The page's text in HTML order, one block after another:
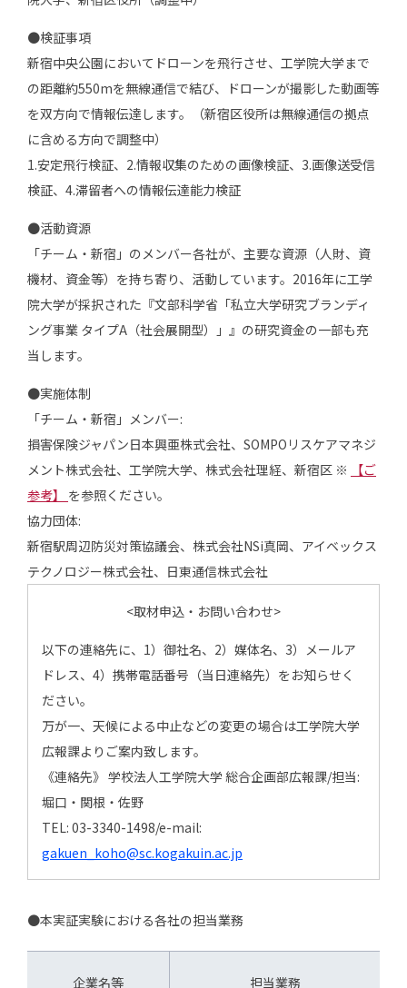
●検証事項
新宿中央公園においてドローンを飛行させ、工学院大学まで
の距離約550mを無線通信で結び、ドローンが撮影した動画等
を双方向で情報伝達します。（新宿区役所は無線通信の拠点
に含める方向で調整中）
1.安定飛行検証、2.情報収集のための画像検証、3.画像送受信
検証、4.滞留者への情報伝達能力検証
●活動資源
「チーム・新宿」のメンバー各社が、主要な資源（人財、資
機材、資金等）を持ち寄り、活動しています。2016年に工学
院大学が採択された『文部科学省「私立大学研究ブランディ
ング事業 タイプA（社会展開型）」』の研究資金の一部も充
当します。
●実施体制
「チーム・新宿」メンバー:
損害保険ジャパン日本興亜株式会社、SOMPOリスケアマネジ
メント株式会社、工学院大学、株式会社理経、新宿区 ※
【ご
参考】 を参照ください。
協力団体:
新宿駅周辺防災対策協議会、株式会社NSi真岡、アイベックス
テクノロジー株式会社、日東通信株式会社
<取材申込・お問い合わせ>
以下の連絡先に、1）御社名、2）媒体名、3）メールア
ドレス、4）携帯電話番号（当日連絡先）をお知らせく
ださい。
万が一、天候による中止などの変更の場合は工学院大学
広報課よりご案内致します。
《連絡先》 学校法人工学院大学 総合企画部広報課/担当:
堀口・関根・佐野
TEL: 03-3340-1498/e-mail:
gakuen_koho@sc.kogakuin.ac.jp
●本実証実験における各社の担当業務
企業名等 担当業務